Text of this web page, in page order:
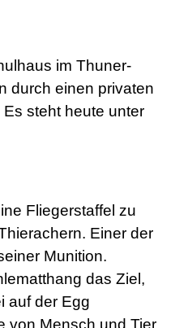
im Thuner-
durch einen privaten
steht heute unter
Fliegerstaffel zu
Einer der
Munition.
das Ziel,
auf der Egg
von Mensch und Tier